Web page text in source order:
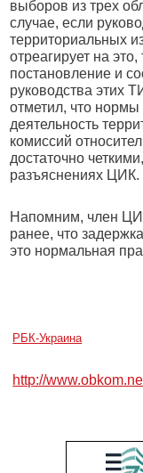
выборов из трех
случае, если
территориальных
отреагирует на
постановление и
руководства этих
отметил, что нормы
деятельность
комиссий
достаточно
разъяснениях ЦИК.
Напомним, член
ранее, что
это нормальная
РБК-Украина
http://